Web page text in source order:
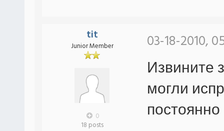
tit
Junior Member
0
18 posts
03-18-2010,
Извините
могли